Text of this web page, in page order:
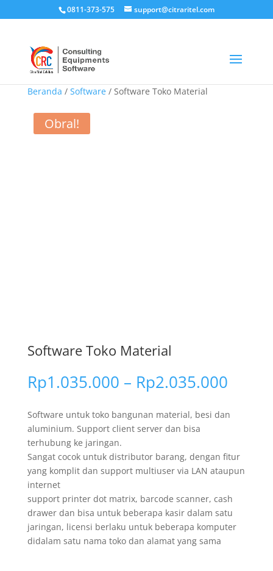
0811-373-575 support@citraritel.com
Beranda / Software/ Software Toko Material
Obral!
Software Toko Material
Rp1.035.000 – Rp2.035.000
Software untuk toko bangunan material, besi dan
aluminium. Support client server dan bisa
terhubung ke jaringan.
Sangat cocok untuk distributor barang, dengan fitur
yang komplit dan support multiuser via LAN ataupun
internet
support printer dot matrix, barcode scanner, cash
drawer dan bisa untuk beberapa kasir dalam satu
jaringan, licensi berlaku untuk beberapa komputer
didalam satu nama toko dan alamat yang sama